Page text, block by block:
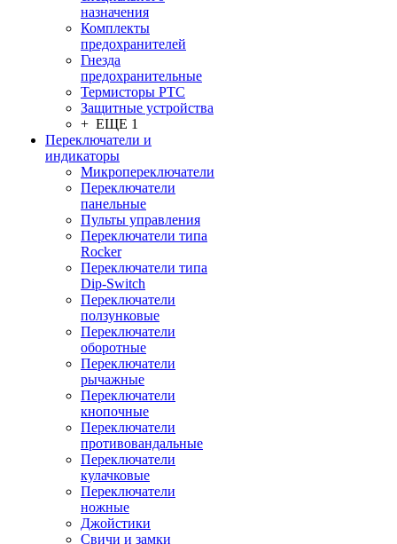
назначения
Комплекты
предохранителей
Гнезда
предохранительные
Термисторы PTC
Защитные устройства
+ ЕЩЕ 1
Переключатели и
индикаторы
Микропереключатели
Переключатели
панельные
Пульты управления
Переключатели типа
Rocker
Переключатели типа
Dip-Switch
Переключатели
ползунковые
Переключатели
оборотные
Переключатели
рычажные
Переключатели
кнопочные
Переключатели
противовандальные
Переключатели
кулачковые
Переключатели
ножные
Джойстики
Свичи и замки